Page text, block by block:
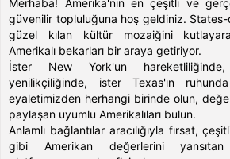
güvenilir topluluğuna hoş geldiniz. States-
güzel kılan kültür mozaiğini
Amerikalı bekarları bir araya getiriyor.
İster New York'un hareketliliğinde,
yenilikçiliğinde, ister Texas'ın
eyaletimizden herhangi birinde olun,
paylaşan uyumlu Amerikalıları bulun.
Anlamlı bağlantılar aracılığıyla fırsat,
gibi Amerikan değerlerini